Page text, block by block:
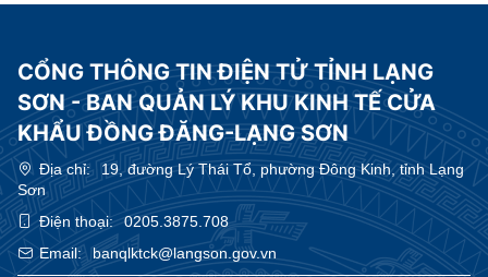
CỔNG THÔNG TIN ĐIỆN TỬ TỈNH LẠNG
SƠN - BAN QUẢN LÝ KHU KINH TẾ CỬA
KHẨU ĐỒNG ĐĂNG-LẠNG SƠN
Địa chỉ:
19, đường Lý Thái Tổ, phường Đông Kinh, tỉnh Lạng
Sơn
Điện thoại:
0205.3875.708
Email:
banqlktck@langson.gov.vn